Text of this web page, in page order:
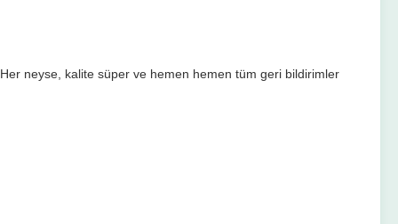
Her neyse, kalite süper ve hemen hemen tüm geri bildirimler